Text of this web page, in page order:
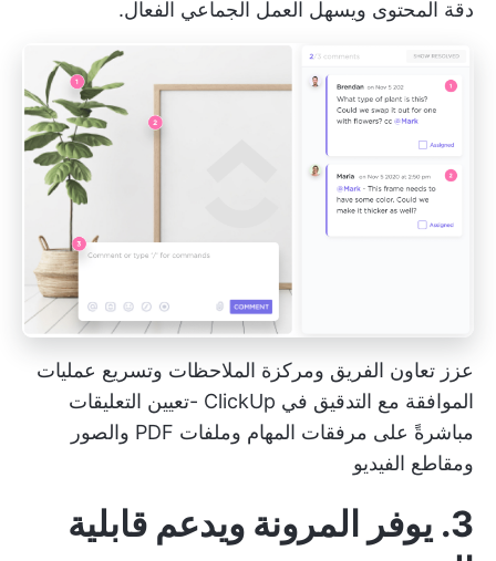
دقة المحتوى ويسهل العمل الجماعي الفعال.
عزز تعاون الفريق ومركزة الملاحظات وتسريع عمليات
الموافقة مع التدقيق في ClickUp
-تعيين التعليقات
مباشرةً على مرفقات المهام وملفات PDF والصور
ومقاطع الفيديو
3. يوفر المرونة ويدعم قابلية